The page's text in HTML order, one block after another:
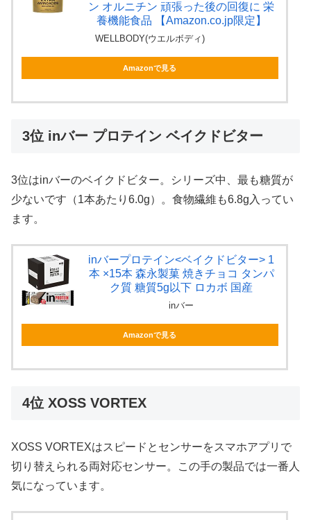
ン オルニチン 頑張った後の回復に 栄
養機能食品 【Amazon.co.jp限定】
WELLBODY(ウエルボディ)
Amazonで見る
3位 inバー プロテイン ベイクドビター
3位はinバーのベイクドビター。シリーズ中、最も糖質が
少ないです（1本あたり6.0g）。食物繊維も6.8g入ってい
ます。
inバープロテイン<ベイクドビター> 1
本 ×15本 森永製菓 焼きチョコ タンパ
ク質 糖質5g以下 ロカボ 国産
inバー
Amazonで見る
4位 XOSS VORTEX
XOSS VORTEXはスピードとセンサーをスマホアプリで
切り替えられる両対応センサー。この手の製品では一番人
気になっています。